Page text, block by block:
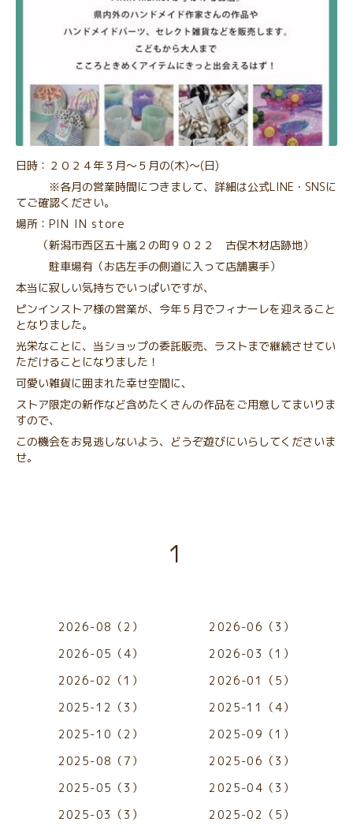
日時：２０２４年３月〜５月の(木)〜(日)
※各月の営業時間につきまして、詳細は公式LINE・SNSに
てご確認ください。
場所： PIN IN store
（新潟市西区五十嵐２の町９０２２ 古俣木材店跡地）
駐車場有（お店左手の側道に入って店舗裏手）
本当に寂しい気持ちでいっぱいですが、
ピンインストア様の営業が、今年５月でフィナーレを迎えること
となりました。
光栄なことに、当ショップの委託販売、ラストまで継続させてい
ただけることになりました！
可愛い雑貨に囲まれた幸せ空間に、
ストア限定の新作など含めたくさんの作品をご用意してまいりま
すので、
この機会をお見逃しないよう、どうぞ遊びにいらしてくださいま
せ。
1
2026-08（2）
2026-06（3）
2026-05（4）
2026-03（1）
2026-02（1）
2026-01（5）
2025-12（3）
2025-11（4）
2025-10（2）
2025-09（1）
2025-08（7）
2025-06（3）
2025-05（3）
2025-04（3）
2025-03（3）
2025-02（5）